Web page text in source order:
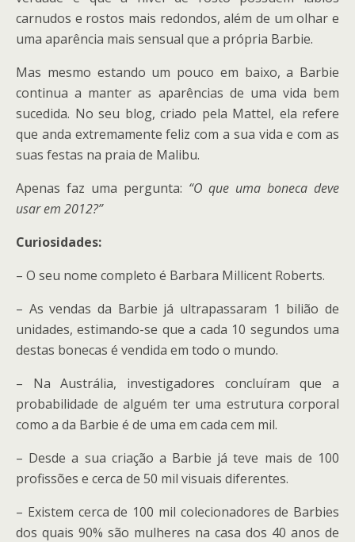
carnudos e rostos mais redondos, além de um olhar e
uma aparência mais sensual que a própria Barbie.
Mas mesmo estando um pouco em baixo, a Barbie
continua a manter as aparências de uma vida bem
sucedida. No seu blog, criado pela Mattel, ela refere
que anda extremamente feliz com a sua vida e com as
suas festas na praia de Malibu.
Apenas faz uma pergunta: “O que uma boneca deve
usar em 2012?”
Curiosidades:
– O seu nome completo é Barbara Millicent Roberts.
– As vendas da Barbie já ultrapassaram 1 bilião de
unidades, estimando-se que a cada 10 segundos uma
destas bonecas é vendida em todo o mundo.
– Na Austrália, investigadores concluíram que a
probabilidade de alguém ter uma estrutura corporal
como a da Barbie é de uma em cada cem mil.
– Desde a sua criação a Barbie já teve mais de 100
profissões e cerca de 50 mil visuais diferentes.
– Existem cerca de 100 mil colecionadores de Barbies
dos quais 90% são mulheres na casa dos 40 anos de